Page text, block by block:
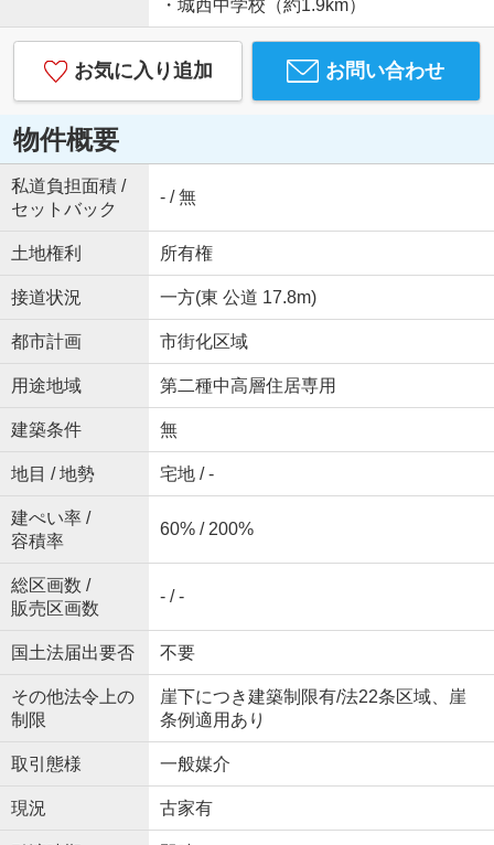
・城西中学校（約1.9km）
お気に入り追加 お問い合わせ
物件概要
私道負担面積 /
セットバック
- / 無
土地権利 所有権
接道状況 一方(東 公道 17.8m)
都市計画 市街化区域
用途地域 第二種中高層住居専用
建築条件 無
地目 / 地勢 宅地 / -
建ぺい率 /
容積率
60% / 200%
総区画数 /
販売区画数
- / -
国土法届出要否 不要
その他法令上の
制限
崖下につき建築制限有/法22条区域、崖
条例適用あり
取引態様 一般媒介
現況 古家有